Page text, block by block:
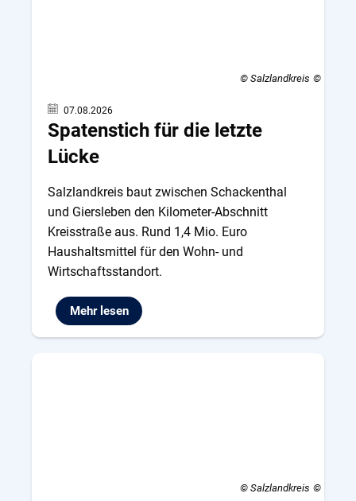
© Salzlandkreis
07.08.2026
Spatenstich für die letzte
Lücke
Salzlandkreis baut zwischen Schackenthal
und Giersleben den Kilometer-Abschnitt
Kreisstraße aus. Rund 1,4 Mio. Euro
Haushaltsmittel für den Wohn- und
Wirtschaftsstandort.
Mehr lesen
© Salzlandkreis